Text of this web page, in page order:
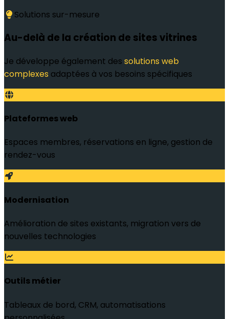
Solutions sur-mesure
Au-delà de la création de sites vitrines
Je développe également des solutions web
complexes adaptées à vos besoins spécifiques
Plateformes web
Espaces membres, réservations en ligne, gestion de
rendez-vous
Modernisation
Amélioration de sites existants, migration vers de
nouvelles technologies
Outils métier
Tableaux de bord, CRM, automatisations